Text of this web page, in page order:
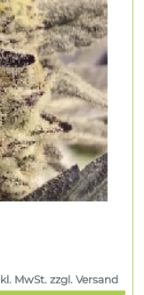
MwSt. zzgl. Versand